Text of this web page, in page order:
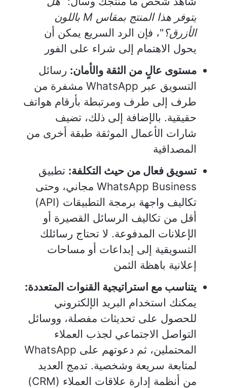
يتوفر هذا المنتج بمقاس M باللون
الأزرق؟ "، فإن الرد السريع يمكن أن
يحول الاهتمام إلى شراء على الفور
مستوى عالٍ من الثقة والأمان: رسائل
التسويق عبر WhatsApp مشفرة من
طرف إلى طرف ومرتبطة بأرقام هواتف
حقيقية. بالإضافة إلى ذلك، تضيف
شارات الأعمال الموثقة طبقة أخرى من
المصداقية
تسويق فعال من حيث التكلفة: تطبيق
WhatsApp Business مجاني، وحتى
تكاليف واجهة برمجة التطبيقات (API)
أقل من تكاليف الرسائل القصيرة أو
الإعلانات المدفوعة. لا تحتاج رسائلك
التسويقية إلى إبداعات أو مساحات
إعلانية باهظة الثمن
يتناسب مع استراتيجية القنوات المتعددة:
يمكنك استخدام البريد الإلكتروني
للحصول على تحديثات مفصلة، ووسائل
التواصل الاجتماعي لجذب العملاء
المحتملين، ثم دعوتهم على WhatsApp
لمتابعة سريعة وشخصية. تدمج العديد
من أنظمة إدارة علاقات العملاء (CRM)